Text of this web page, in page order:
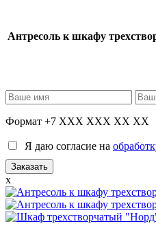
Антресоль к шкафу
Формат +7 XXX XXX XX XX
Я даю согласие на
x